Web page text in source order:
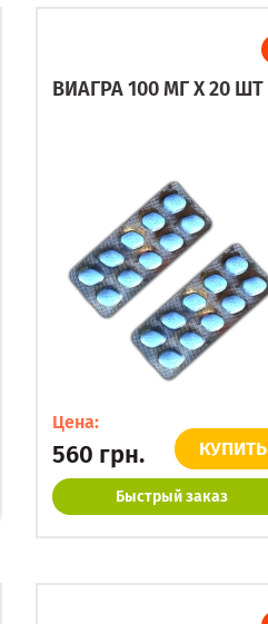
ВИАГРА 100 МГ X 20 ШТ
Цена:
560 грн. КУПИТЬ
Быстрый заказ